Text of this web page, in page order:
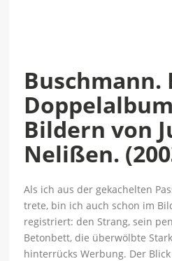
Buschmann.
Bildern von
Nelißen.
Als ich aus der gekachelten
trete, bin ich auch schon im
registriert: den Strang, sein
Betonbett, die überwölbte
hinterrücks Werbung. Der